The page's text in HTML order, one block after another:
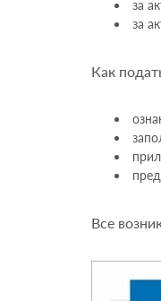
за
за
Как
Все